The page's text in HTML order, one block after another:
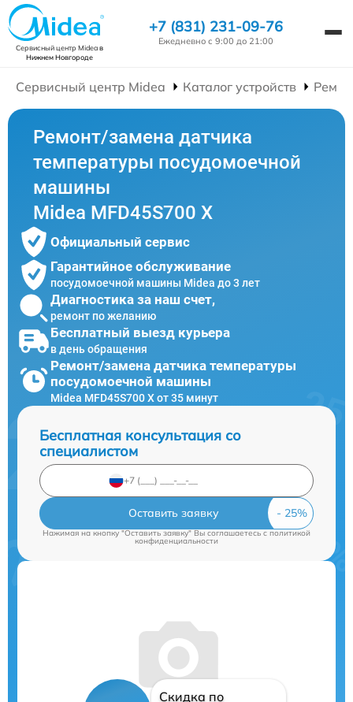
Сервисный центр Mideaв
Нижнем Новгороде
+7 (831) 231-09-76
Ежедневно с 9:00 до 21:00
Сервисный центр Midea Каталог устройств
Ремонт/замена датчика
температуры посудомоечной
машины
Midea MFD45S700 X
Официальный сервис
Гарантийное обслуживание
посудомоечной машины Midea до 3 лет
Диагностика за наш счет,
ремонт по желанию
Бесплатный выезд курьера
в день обращения
Ремонт/замена датчика температуры
посудомоечной машины
Midea MFD45S700 X от 35 минут
Бесплатная консультация со
специалистом
Оставить заявку
Нажимая на кнопку "Оставить заявку" Вы соглашаетесь cполитикой
конфиденциальности
Скидка по